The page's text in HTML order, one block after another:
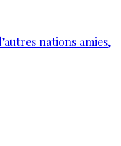
nations amies,